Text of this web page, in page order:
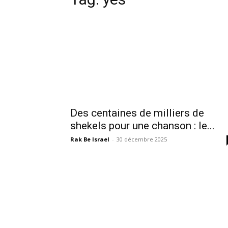
Des centaines de milliers de
shekels pour une chanson : le...
Rak Be Israel - 30 décembre 2025